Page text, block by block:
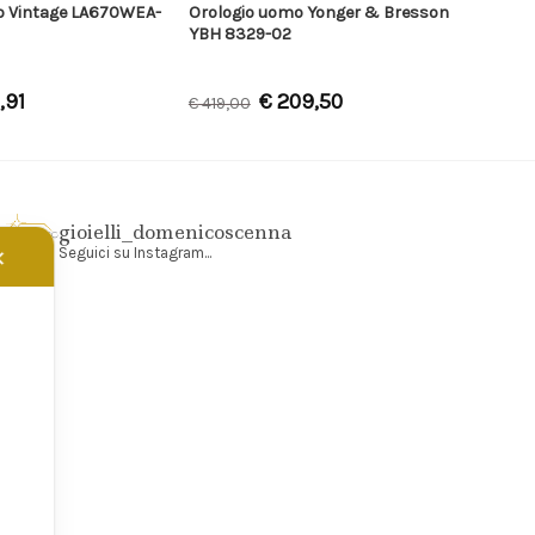
Vintage LA670WEA-
Orologio uomo Yonger & Bresson
YBH 8329-02
€419,00 €209,50
gioielli_domenicoscenna
Seguici su Instagram...